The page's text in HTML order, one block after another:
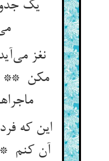
یک
می‌رود
نغز
مکن **
ماجراها و سخن
این که
آن کنم